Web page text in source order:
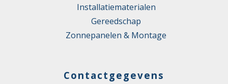
Installatiematerialen
Gereedschap
Zonnepanelen & Montage
Contactgegevens